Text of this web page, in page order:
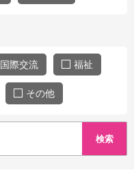
国際交流 福祉
その他